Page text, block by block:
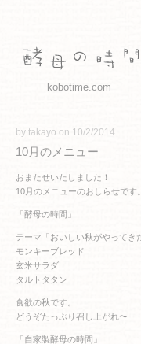
kobotime.com
10月のメニュー
by takayo on 10/2/2014
おまたせいたしました！
10月のメニューのおしらせです。
「酵母の時間」
テーマ「おいしい秋がやってき
モンキーブレッド
玄米サラダ
タルトタタン
食欲の秋です。
どうぞたっぷり召し上がれ〜
「自家製酵母の時間」